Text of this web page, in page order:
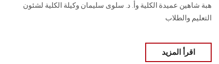
هبة شاهين عميدة الكلية وأ. د. سلوى سليمان وكيلة الكلية لشئون
التعليم والطلاب
اقرأ المزيد